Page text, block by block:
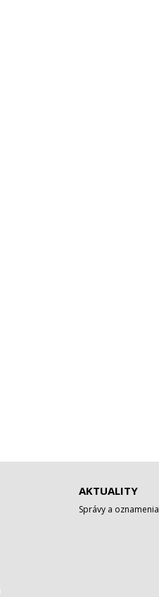
AKTUALITY
Správy a oznamenia